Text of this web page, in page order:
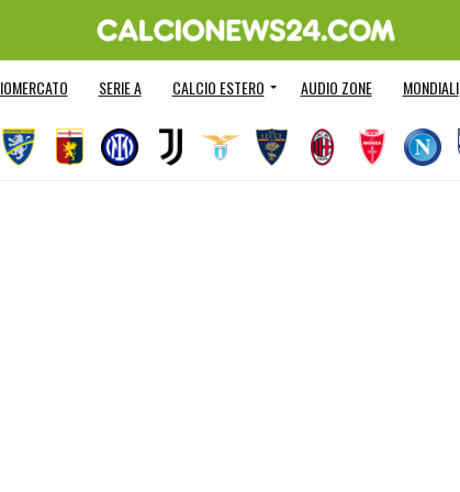
SERIE A CALCIO ESTERO AUDIO ZONE MONDIALI